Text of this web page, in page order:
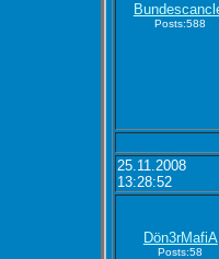
Posts:588
25.11.2008
13:28:52
Dön3rMafiA
Posts:58